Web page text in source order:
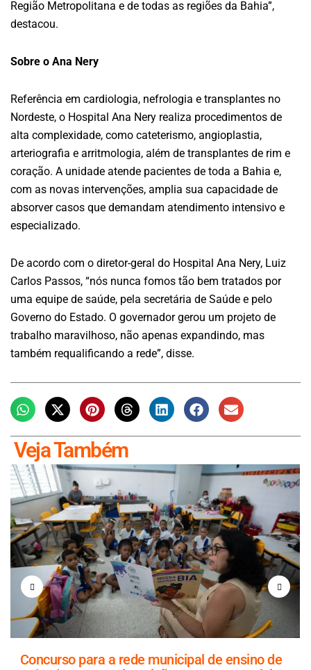
Região Metropolitana e de todas as regiões da Bahia”,
destacou.
Sobre o Ana Nery
Referência em cardiologia, nefrologia e transplantes no
Nordeste, o Hospital Ana Nery realiza procedimentos de
alta complexidade, como cateterismo, angioplastia,
arteriografia e arritmologia, além de transplantes de rim e
coração. A unidade atende pacientes de toda a Bahia e,
com as novas intervenções, amplia sua capacidade de
absorver casos que demandam atendimento intensivo e
especializado.
De acordo com o diretor-geral do Hospital Ana Nery, Luiz
Carlos Passos, “nós nunca fomos tão bem tratados por
uma equipe de saúde, pela secretária de Saúde e pelo
Governo do Estado. O governador gerou um projeto de
trabalho maravilhoso, não apenas expandindo, mas
também requalificando a rede”, disse.
Veja Também
Concurso para a rede municipal de ensino de